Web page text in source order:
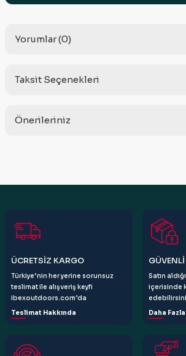
Yorumlar (0)
Taksit Seçenekleri
Önerileriniz
Görüş ve önerileriniz için teşekkür ederiz.
Ürün resmi kalitesiz, bozuk veya
Ürün açıklamasında eksik bilgiler
Bu ürüne benzer farklı alternatifler olmalı.
ÜCRETSİZ KARGO
Türkiye’nin her yerine sorunsuz
teslimat ile alışveriş keyfi
ibexoutdoors.com’da
Teslimat Hakkında
Satın
içerisinde
Daha